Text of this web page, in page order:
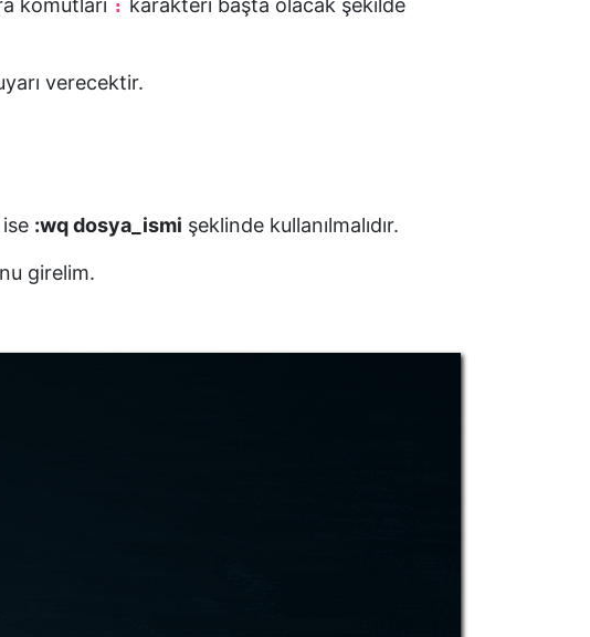
komutları : karakteri başta olacak şekilde
verecektir.
:wq dosya_ismi şeklinde kullanılmalıdır.
girelim.